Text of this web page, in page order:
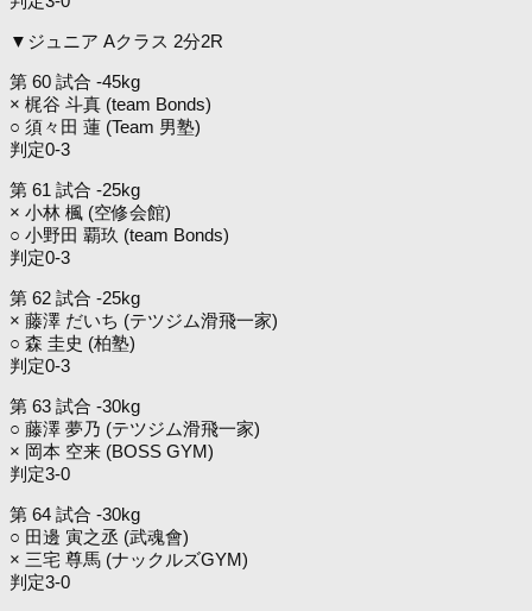
▼ジュニア Aクラス 2分2R
第 60 試合 -45kg
× 梶谷 斗真 (team Bonds)
○ 須々田 蓮 (Team 男塾)
判定0-3
第 61 試合 -25kg
× 小林 楓 (空修会館)
○ 小野田 覇玖 (team Bonds)
判定0-3
第 62 試合 -25kg
× 藤澤 だいち (テツジム滑飛一家)
○ 森 圭史 (柏塾)
判定0-3
第 63 試合 -30kg
○ 藤澤 夢乃 (テツジム滑飛一家)
× 岡本 空来 (BOSS GYM)
判定3-0
第 64 試合 -30kg
○ 田邊 寅之丞 (武魂會)
× 三宅 尊馬 (ナックルズGYM)
判定3-0